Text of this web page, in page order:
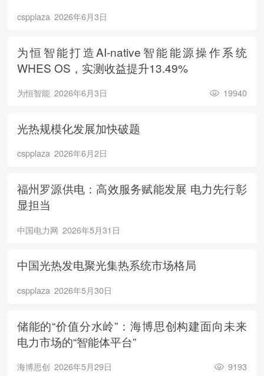
cspplaza 2026年6月3日
为恒智能打造AI-native智能能源操作系统
WHES OS，实测收益提升13.49%
为恒智能 2026年6月3日 19940
光热规模化发展加快破题
cspplaza 2026年6月2日
福州罗源供电：高效服务赋能发展 电力先行彰
显担当
中国电力网 2026年5月31日
中国光热发电聚光集热系统市场格局
cspplaza 2026年5月30日
储能的“价值分水岭”：海博思创构建面向未来
电力市场的“智能体平台”
海博思创 2026年5月29日 9193